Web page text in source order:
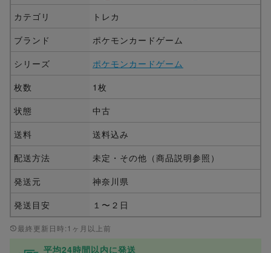
カテゴリ
トレカ
ブランド
ポケモンカードゲーム
シリーズ
ポケモンカードゲーム
枚数
1枚
状態
中古
送料
送料込み
配送方法
未定・その他（商品説明参照）
発送元
神奈川県
発送目安
１〜２日
最終更新日時:1ヶ月以上前
平均24時間以内に発送